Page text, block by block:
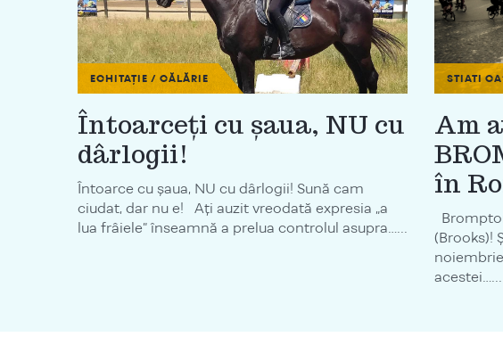
ECHITAȚIE / CĂLĂRIE
Întoarceți cu șaua, NU cu
dârlogii!
Întoarce cu șaua, NU cu dârlogii! Sună cam
ciudat, dar nu e! Ați auzit vreodată expresia „a
lua frâiele” înseamnă a prelua controlul asupra…...
STIATI
Am
în
(Brooks)!
acestei…...